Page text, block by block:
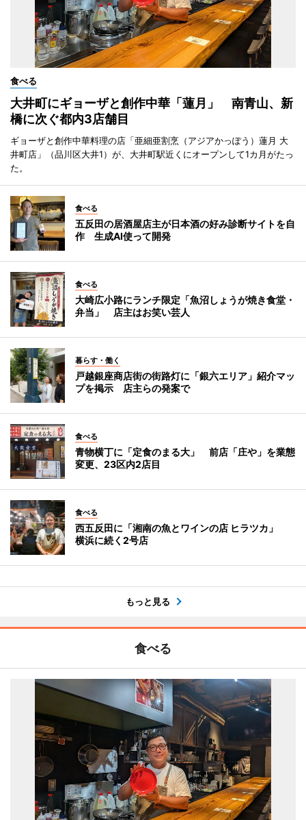
食べる
大井町にギョーザと創作中華「蓮月」 南青山、新
橋に次ぐ都内3店舗目
ギョーザと創作中華料理の店「亜細亜割烹（アジアかっぽう）蓮月 大
井町店」（品川区大井1）が、大井町駅近くにオープンして1カ月がたっ
た。
食べる
五反田の居酒屋店主が日本酒の好み診断サイトを自
作 生成AI使って開発
食べる
大崎広小路にランチ限定「魚沼しょうが焼き食堂・
弁当」 店主はお笑い芸人
暮らす・働く
戸越銀座商店街の街路灯に「銀六エリア」紹介マッ
プを掲示 店主らの発案で
食べる
青物横丁に「定食のまる大」 前店「庄や」を業態
変更、23区内2店目
食べる
西五反田に「湘南の魚とワインの店 ヒラツカ」
横浜に続く2号店
もっと見る
食べる